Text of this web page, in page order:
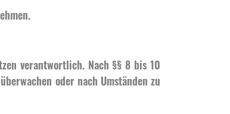
verantwortlich. Nach §§ 8 bis 10
oder nach Umständen zu